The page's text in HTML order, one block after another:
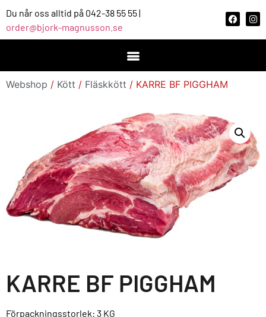
Du når oss alltid på 042-38 55 55 |
order@bjork-magnusson.se
Webshop / Kött / Fläskkött / KARRE BF PIGGHAM
KARRE BF PIGGHAM
Förpackningsstorlek: 3 KG